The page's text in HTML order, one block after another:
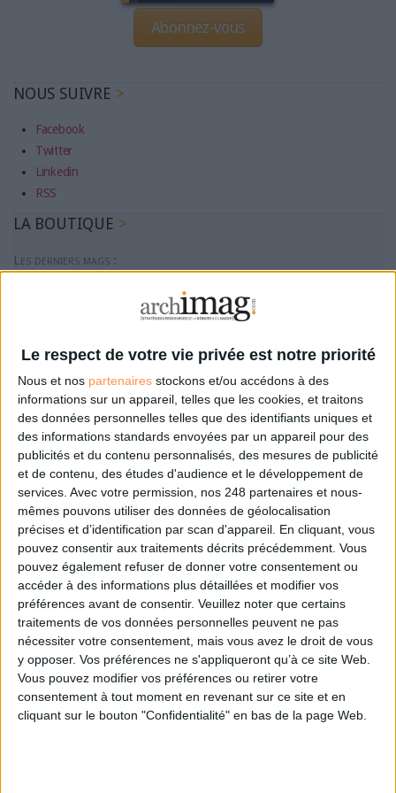
Le respect de votre vie privée est notre priorité
Nous et nos partenaires stockons et/ou accédons à des
informations sur un appareil, telles que les cookies, et traitons
des données personnelles telles que des identifiants uniques et
des informations standards envoyées par un appareil pour des
publicités et du contenu personnalisés, des mesures de publicité
et de contenu, des études d'audience et le développement de
services. Avec votre permission, nos 248 partenaires et nous-
mêmes pouvons utiliser des données de géolocalisation
précises et d’identification par scan d'appareil. En cliquant, vous
pouvez consentir aux traitements décrits précédemment. Vous
pouvez également refuser de donner votre consentement ou
accéder à des informations plus détaillées et modifier vos
préférences avant de consentir. Veuillez noter que certains
traitements de vos données personnelles peuvent ne pas
nécessiter votre consentement, mais vous avez le droit de vous
y opposer. Vos préférences ne s'appliqueront qu’à ce site Web.
Vous pouvez modifier vos préférences ou retirer votre
consentement à tout moment en revenant sur ce site et en
cliquant sur le bouton "Confidentialité" en bas de la page Web.
Abonnez-vous
NOUS SUIVRE
Facebook
Twitter
Linkedin
RSS
LA BOUTIQUE
Les derniers mags :
IA et automatisation : vers la fin de la veille?
Bibliothèques : comment survivre face aux pressions?
DSI du secteur public : le pivot de la transformation
Les derniers guides :
IA génératives : cas d’usage et retours d’expérience
Archivage physique et électronique : enjeux, méthodes et
outils
Stratégie data : tirez profit de l’intelligence des
données
LES DERNIÈRES PARUTIONS